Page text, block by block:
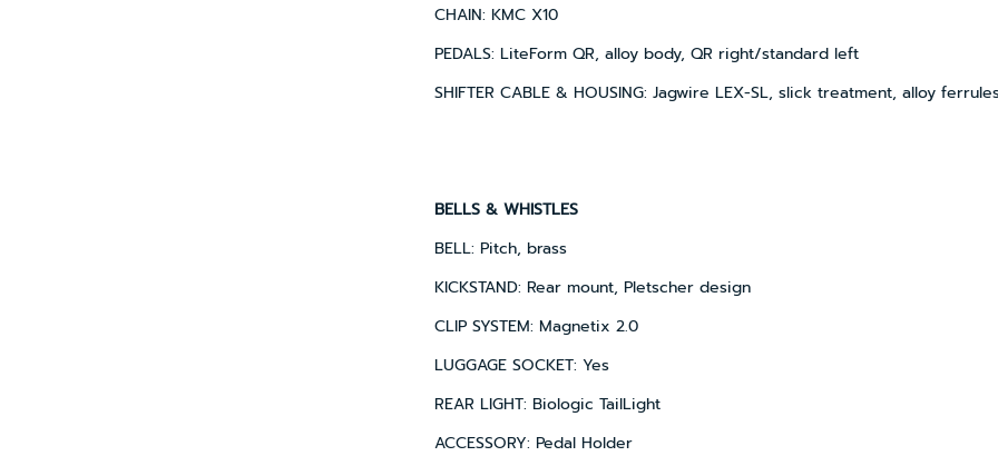
CHAIN: KMC X10
PEDALS: LiteForm QR, alloy body, QR right/standard left
SHIFTER CABLE & HOUSING: Jagwire LEX-SL, slick treatment, alloy
BELLS & WHISTLES
BELL: Pitch, brass
KICKSTAND: Rear mount, Pletscher design
CLIP SYSTEM: Magnetix 2.0
LUGGAGE SOCKET: Yes
REAR LIGHT: Biologic TailLight
ACCESSORY: Pedal Holder